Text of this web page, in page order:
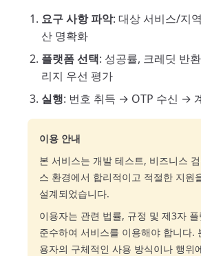
요구 사항 파악: 대상 서비스/지
산 명확화
플랫폼 선택: 성공률, 크레딧 반
리지 우선 평가
실행: 번호 취득 → OTP 수신 →
이용 안내
본 서비스는 개발 테스트, 비즈니스
스 환경에서 합리적이고 적절한 지원
설계되었습니다.
이용자는 관련 법률, 규정 및 제3자
준수하여 서비스를 이용해야 합니다.
용자의 구체적인 사용 방식이나 행위